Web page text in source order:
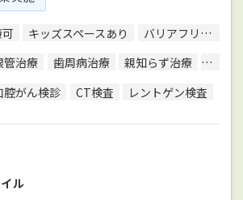
キッズスペースあり
バリアフリー対応
管治療 歯周病治療 親知らず治療
顎関
腔がん検診 CT検査 レントゲン検査
ル